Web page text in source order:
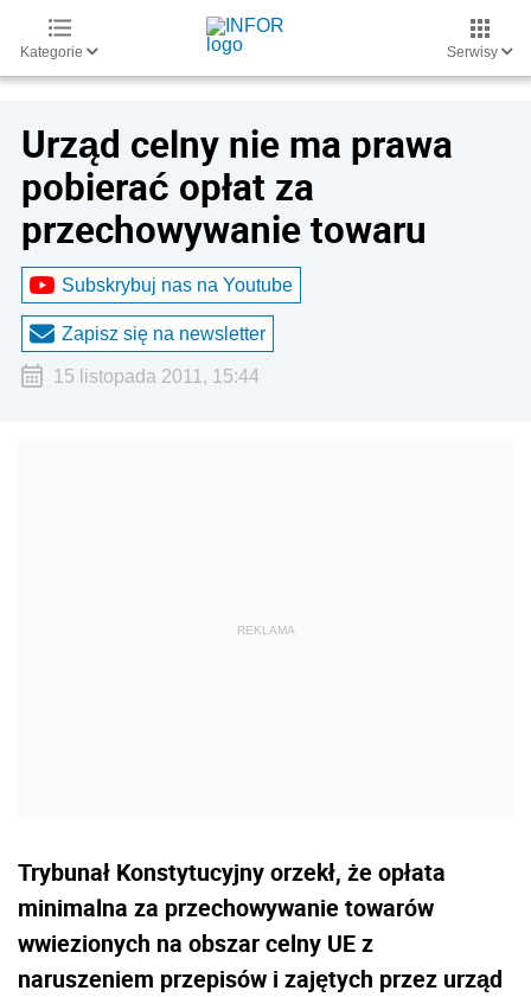
Kategorie Serwisy
Urząd celny nie ma prawa
pobierać opłat za
przechowywanie towaru
Subskrybuj nas na Youtube
Zapisz się na newsletter
15 listopada 2011, 15:44
Trybunał Konstytucyjny orzekł, że opłata
minimalna za przechowywanie towarów
wwiezionych na obszar celny UE z
naruszeniem przepisów i zajętych przez urząd